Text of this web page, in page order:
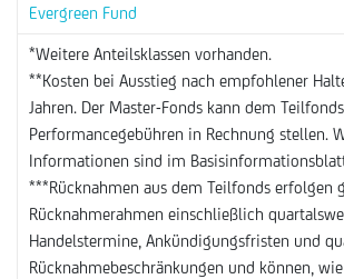
Evergreen Fund
*Weitere Anteilsklassen vorhanden.
**Kosten bei Ausstieg nach empfohlener
Jahren. Der Master-Fonds kann dem Teilfonds
Performancegebühren in Rechnung stellen.
Informationen sind im
***Rücknahmen aus dem Teilfonds erfolgen
Rücknahmerahmen einschließlich
Handelstermine, Ankündigungsfristen und
Rücknahmebeschränkungen und können,